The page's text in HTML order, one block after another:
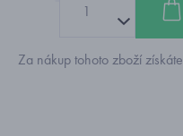
Za nákup tohoto zboží získáte